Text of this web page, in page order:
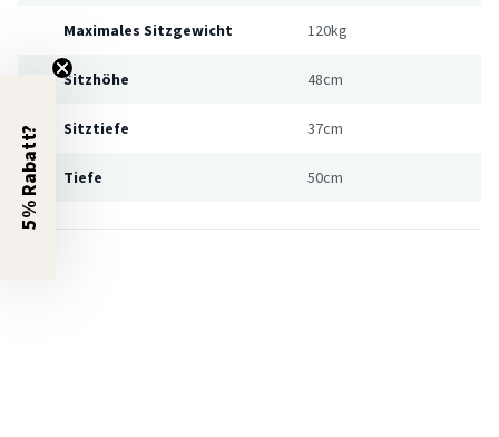
Maximales Sitzgewicht 120kg
Sitzhöhe 48cm
Sitztiefe 37cm
Tiefe 50cm
5% Rabatt?